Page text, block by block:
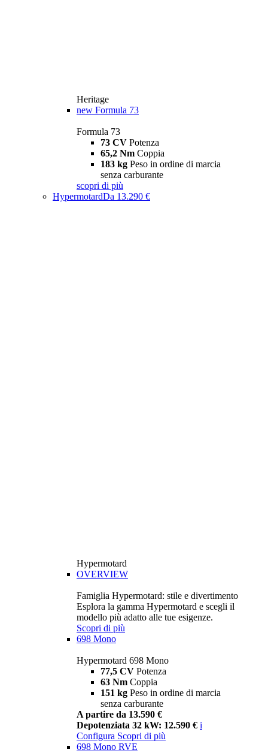
Heritage
new Formula 73
Formula 73
73 CV Potenza
65,2 Nm Coppia
183 kg Peso in ordine di marcia
senza carburante
scopri di più
HypermotardDa 13.290 €
Hypermotard
OVERVIEW
Famiglia Hypermotard: stile e divertimento
Esplora la gamma Hypermotard e scegli il
modello più adatto alle tue esigenze.
Scopri di più
698 Mono
Hypermotard 698 Mono
77,5 CV Potenza
63 Nm Coppia
151 kg Peso in ordine di marcia
senza carburante
A partire da 13.590 €
Depotenziata 32 kW: 12.590 € i
Configura Scopri di più
698 Mono RVE